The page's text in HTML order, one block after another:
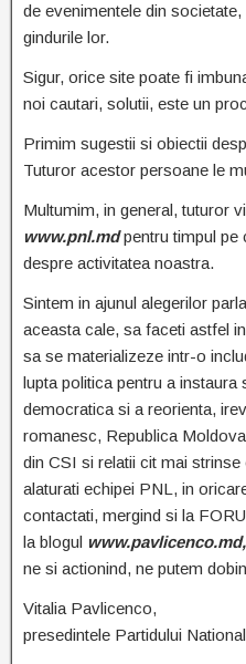
de evenimentele din
gindurile lor.
Sigur, orice site poate fi
noi cautari, solutii, este un
Primim sugestii si obiectii
Tuturor acestor persoane le
Multumim, in general, tuturor
www.pnl.mdpentru timpul pe
despre activitatea noastra.
Sintem in ajunul alegerilor
aceasta cale, sa faceti astfel
sa se materializeze intr-o
lupta politica pentru a instaura
democratica si a reorienta,
romanesc, Republica
din CSI si relatii cit mai
alaturati echipei PNL, in
contactati, mergind si la
la blogul www.pavlicenco.md,
ne si actionind, ne putem
Vitalia Pavlicenco,
presedintele Partidului